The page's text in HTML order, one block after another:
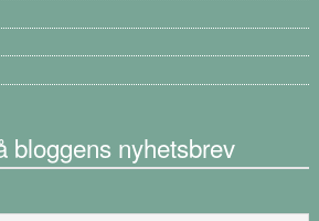
bloggens nyhetsbrev